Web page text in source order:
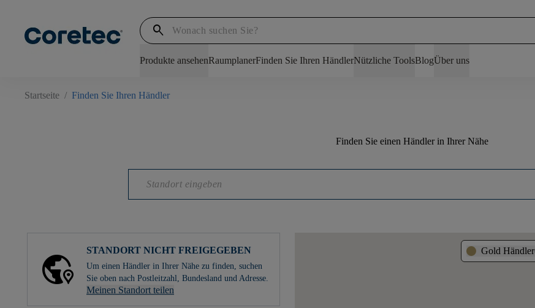
search
Produkte ansehenRaumplanerFinden Sie Ihren HändlerNützliche ToolsBlogÜber uns
Startseite / Finden Sie Ihren Händler
Finden Sie einen Händler in Ihrer Nähe
STANDORT NICHT FREIGEGEBEN
Um einen Händler in Ihrer Nähe zu finden, suchen
Sie oben nach Postleitzahl, Bundesland und Adresse.
Meinen Standort teilen
Gold Händler